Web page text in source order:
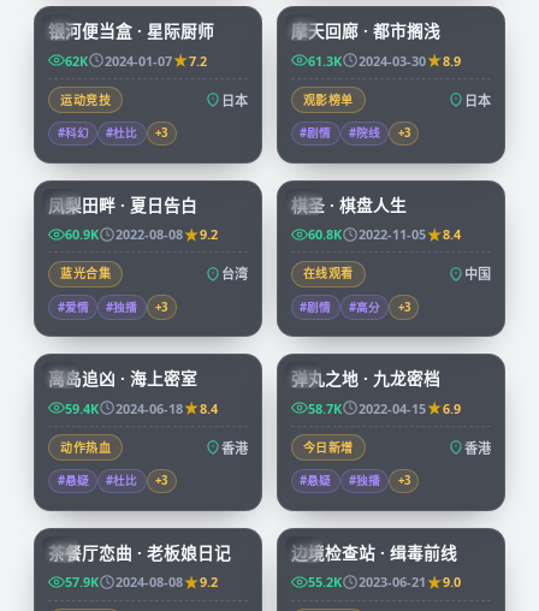
JP
银河便当盒 · 星际厨师
62K 2024-01-07 7.2
运动竞技 日本
#科幻 #杜比 +3
JP
摩天回廊 · 都市搁浅
61.3K 2024-03-30 8.9
观影榜单 日本
#剧情 #院线 +3
TW
凤梨田畔 · 夏日告白
60.9K 2022-08-08 9.2
蓝光合集 台湾
#爱情 #独播 +3
CN
棋圣 · 棋盘人生
60.8K 2022-11-05 8.4
在线观看 中国
#剧情 #高分 +3
HK
92:58
离岛追凶 · 海上密室
59.4K 2024-06-18 8.4
动作热血 香港
#悬疑 #杜比 +3
HK
99:59
弹丸之地 · 九龙密档
58.7K 2022-04-15 6.9
今日新增 香港
#悬疑 #独播 +3
HK
茶餐厅恋曲 · 老板娘日记
57.9K 2024-08-08 9.2
CN
边境检查站 · 缉毒前线
55.2K 2023-06-21 9.0